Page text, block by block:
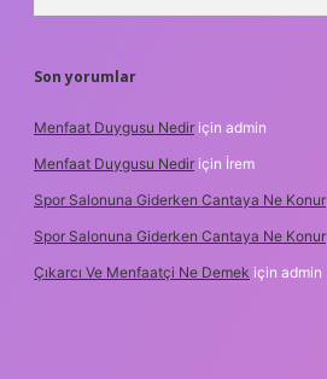
Son yorumlar
Menfaat Duygusu Nedir için admin
Menfaat Duygusu Nedir için İrem
Spor Salonuna Giderken Cantaya Ne Konur
Spor Salonuna Giderken Cantaya Ne Konur
Çıkarcı Ve Menfaatçi Ne Demek için admin